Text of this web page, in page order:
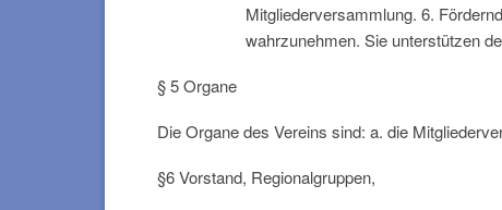
Mitgliederversammlung. 6.
wahrzunehmen. Sie unterstützen
§ 5 Organe
Die Organe des Vereins sind: a. die
§6 Vorstand, Regionalgruppen,